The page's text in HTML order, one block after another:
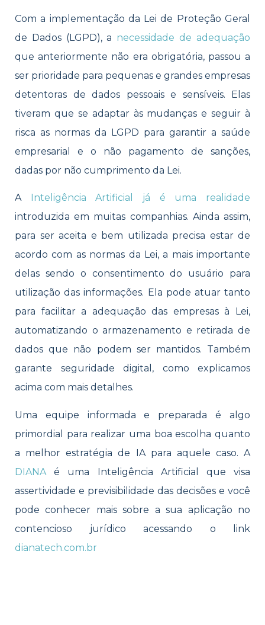
Com a implementação da Lei de Proteção Geral
de Dados (LGPD), a necessidade de adequação
que anteriormente não era obrigatória, passou a
ser prioridade para pequenas e grandes empresas
detentoras de dados pessoais e sensíveis. Elas
tiveram que se adaptar às mudanças e seguir à
risca as normas da LGPD para garantir a saúde
empresarial e o não pagamento de sanções,
dadas por não cumprimento da Lei.
A Inteligência Artificial já é uma realidade
introduzida em muitas companhias. Ainda assim,
para ser aceita e bem utilizada precisa estar de
acordo com as normas da Lei, a mais importante
delas sendo o consentimento do usuário para
utilização das informações. Ela pode atuar tanto
para facilitar a adequação das empresas à Lei,
automatizando o armazenamento e retirada de
dados que não podem ser mantidos. Também
garante seguridade digital, como explicamos
acima com mais detalhes.
Uma equipe informada e preparada é algo
primordial para realizar uma boa escolha quanto
a melhor estratégia de IA para aquele caso. A
DIANA é uma Inteligência Artificial que visa
assertividade e previsibilidade das decisões e você
pode conhecer mais sobre a sua aplicação no
contencioso jurídico acessando o link
dianatech.com.br